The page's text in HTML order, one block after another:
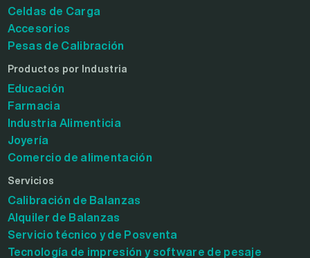
Celdas de Carga
Accesorios
Pesas de Calibración
Productos por Industria
Educación
Farmacia
Industria Alimenticia
Joyería
Comercio de alimentación
Servicios
Calibración de Balanzas
Alquiler de Balanzas
Servicio técnico y de Posventa
Tecnología de impresión y software de pesaje